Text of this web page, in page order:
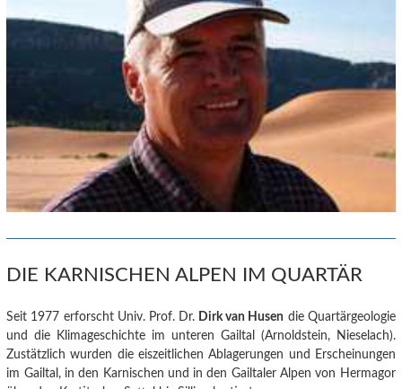
DIE KARNISCHEN ALPEN IM QUARTÄR
Seit 1977 erforscht Univ. Prof. Dr. Dirk van Husen die Quartärgeologie
und die Klimageschichte im unteren Gailtal (Arnoldstein, Nieselach).
Zustätzlich wurden die eiszeitlichen Ablagerungen und Erscheinungen
im Gailtal, in den Karnischen und in den Gailtaler Alpen von Hermagor